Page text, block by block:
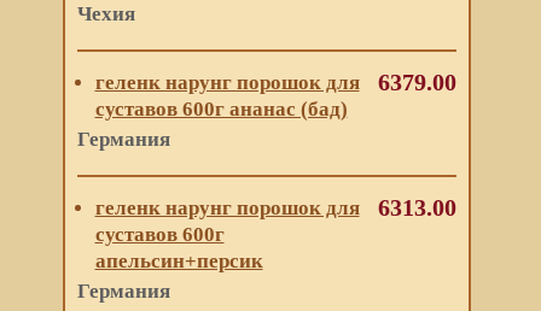
Чехия
геленк нарунг порошок для
суставов 600г ананас (бад)
Германия
6379.00
геленк нарунг порошок для
суставов 600г
апельсин+персик
Германия
6313.00